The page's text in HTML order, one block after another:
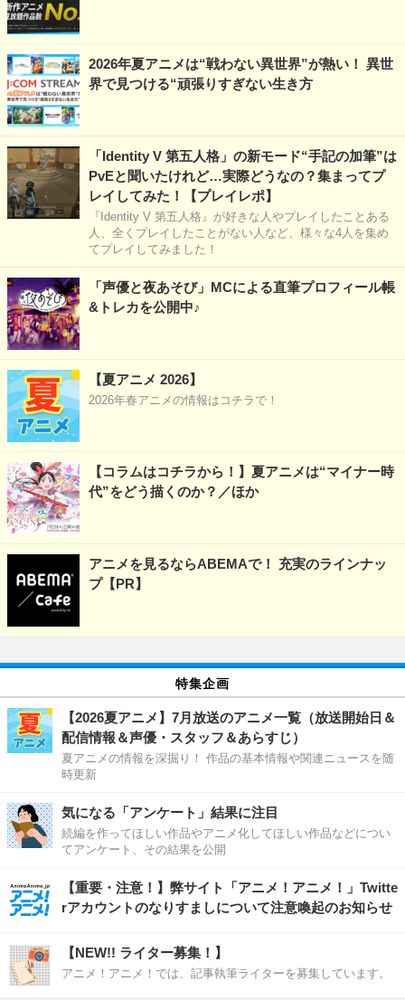
2026年夏アニメは“戦わない異世界”が熱い！ 異世
界で見つける“頑張りすぎない生き方
「Identity V 第五人格」の新モード“手記の加筆”は
PvEと聞いたけれど…実際どうなの？集まってプ
レイしてみた！【プレイレポ】
『Identity V 第五人格』が好きな人やプレイしたことある
人、全くプレイしたことがない人など、様々な4人を集め
てプレイしてみました！
「声優と夜あそび」MCによる直筆プロフィール帳
&トレカを公開中♪
【夏アニメ 2026】
2026年春アニメの情報はコチラで！
【コラムはコチラから！】夏アニメは“マイナー時
代”をどう描くのか？／ほか
アニメを見るならABEMAで！ 充実のラインナッ
プ【PR】
特集企画
【2026夏アニメ】7月放送のアニメ一覧（放送開始日＆
配信情報＆声優・スタッフ＆あらすじ）
夏アニメの情報を深掘り！ 作品の基本情報や関連ニュースを随
時更新
気になる「アンケート」結果に注目
続編を作ってほしい作品やアニメ化してほしい作品などについ
てアンケート、その結果を公開
【重要・注意！】弊サイト「アニメ！アニメ！」Twitte
rアカウントのなりすましについて注意喚起のお知らせ
【NEW!! ライター募集！】
アニメ！アニメ！では、記事執筆ライターを募集しています。